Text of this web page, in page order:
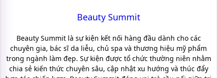
Beauty Summit
Beauty Summit là sự kiện kết nối hàng đầu dành cho các
chuyên gia, bác sĩ da liễu, chủ spa và thương hiệu mỹ phẩm
trong ngành làm đẹp. Sự kiện được tổ chức thường niên nhằm
chia sẻ kiến thức chuyên sâu, cập nhật xu hướng và thúc đẩy